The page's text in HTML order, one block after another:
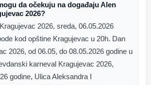
da očekuju na događaju Alen
2026?
2026, sreda, 06.05.2026
kod opštine Kragujevac u 20h. Dan
2026, od 06.05, do 08.05.2026 godine u
karneval Kragujevac 2026,
godine, Ulica Aleksandra I